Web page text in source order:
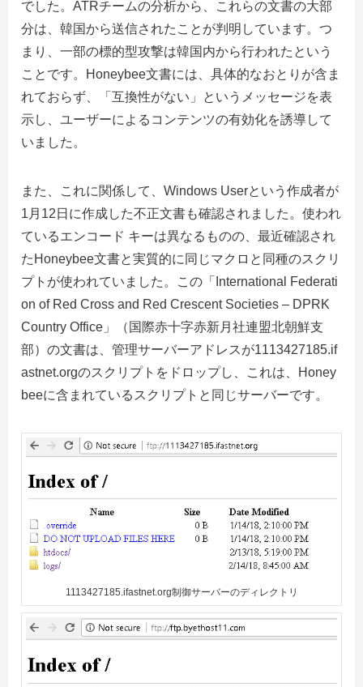
でした。ATRチームの分析から、これらの文書の大部
分は、韓国から送信されたことが判明しています。つ
まり、一部の標的型攻撃は韓国内から行われたという
ことです。Honeybee文書には、具体的なおとりが含ま
れておらず、「互換性がない」というメッセージを表
示し、ユーザーによるコンテンツの有効化を誘導して
いました。
また、これに関係して、Windows Userという作成者が
1月12日に作成した不正文書も確認されました。使われ
ているエンコード キーは異なるものの、最近確認され
たHoneybee文書と実質的に同じマクロと同種のスクリ
プトが使われていました。この「International Federati
on of Red Cross and Red Crescent Societies – DPRK
Country Office」（国際赤十字赤新月社連盟北朝鮮支
部）の文書は、管理サーバーアドレスが1113427185.if
astnet.orgのスクリプトをドロップし、これは、Honey
beeに含まれているスクリプトと同じサーバーです。
1113427185.ifastnet.org制御サーバーのディレクトリ